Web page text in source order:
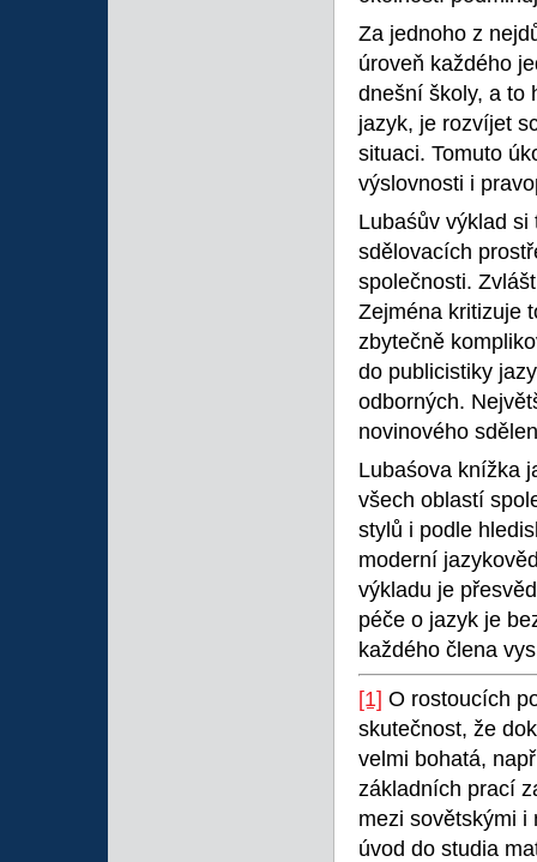
Za jednoho z
úroveň každého
dnešní školy, a to
jazyk, je rozvíjet
situaci. Tomuto
výslovnosti i
Lubaśův výklad
sdělovacích
společnosti. Zvlášt
Zejména kritizuje
zbytečně
do publicistiky
odborných.
novinového
Lubaśova knížka
všech oblastí
stylů i podle
moderní
výkladu je
péče o jazyk je
každého člena
[1] O rostoucích
skutečnost, že
velmi bohatá,
základních prací
mezi sovětskými
úvod do studia